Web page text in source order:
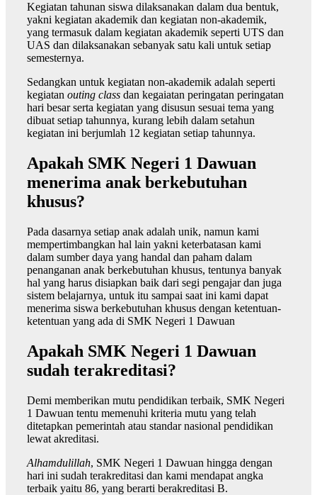
Kegiatan tahunan siswa dilaksanakan dalam dua bentuk,
yakni kegiatan akademik dan kegiatan non-akademik,
yang termasuk dalam kegiatan akademik seperti UTS dan
UAS dan dilaksanakan sebanyak satu kali untuk setiap
semesternya.
Sedangkan untuk kegiatan non-akademik adalah seperti
kegiatan outing class dan kegaiatan peringatan peringatan
hari besar serta kegiatan yang disusun sesuai tema yang
dibuat setiap tahunnya, kurang lebih dalam setahun
kegiatan ini berjumlah 12 kegiatan setiap tahunnya.
Apakah SMK Negeri 1 Dawuan
menerima anak berkebutuhan
khusus?
Pada dasarnya setiap anak adalah unik, namun kami
mempertimbangkan hal lain yakni keterbatasan kami
dalam sumber daya yang handal dan paham dalam
penanganan anak berkebutuhan khusus, tentunya banyak
hal yang harus disiapkan baik dari segi pengajar dan juga
sistem belajarnya, untuk itu sampai saat ini kami dapat
menerima siswa berkebutuhan khusus dengan ketentuan-
ketentuan yang ada di SMK Negeri 1 Dawuan
Apakah SMK Negeri 1 Dawuan
sudah terakreditasi?
Demi memberikan mutu pendidikan terbaik, SMK Negeri
1 Dawuan tentu memenuhi kriteria mutu yang telah
ditetapkan pemerintah atau standar nasional pendidikan
lewat akreditasi.
Alhamdulillah, SMK Negeri 1 Dawuan hingga dengan
hari ini sudah terakreditasi dan kami mendapat angka
terbaik yaitu 86, yang berarti berakreditasi B.